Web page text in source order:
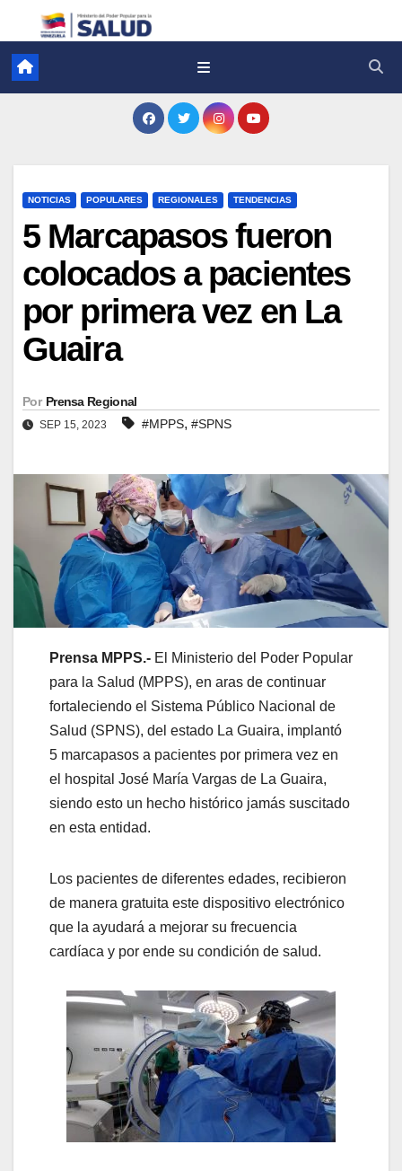
NOTICIAS POPULARES REGIONALES TENDENCIAS
5 Marcapasos fueron
colocados a pacientes
por primera vez en La
Guaira
Por Prensa Regional
SEP 15, 2023 #MPPS, #SPNS
Prensa MPPS.- El Ministerio del Poder Popular
para la Salud (MPPS), en aras de continuar
fortaleciendo el Sistema Público Nacional de
Salud (SPNS), del estado La Guaira, implantó
5 marcapasos a pacientes por primera vez en
el hospital José María Vargas de La Guaira,
siendo esto un hecho histórico jamás suscitado
en esta entidad.
Los pacientes de diferentes edades, recibieron
de manera gratuita este dispositivo electrónico
que la ayudará a mejorar su frecuencia
cardíaca y por ende su condición de salud.